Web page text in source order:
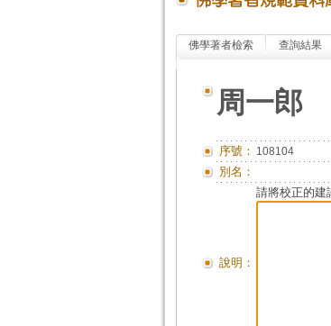
佛學著者檢索 查詢結果
周一郎
序號： 108104
別名：
說明：
請將校正的建